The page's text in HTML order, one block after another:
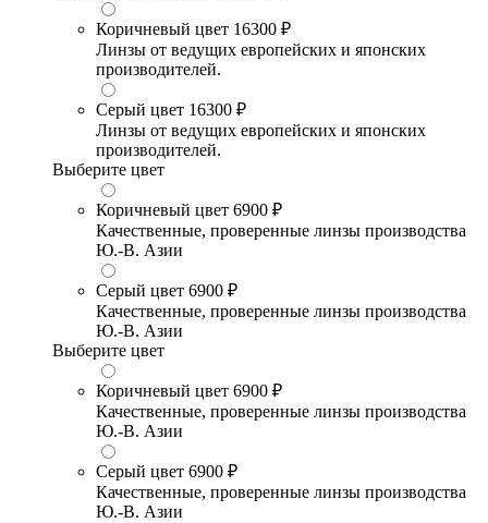
Коричневый цвет 16300 ₽
Линзы от ведущих европейских и японских
производителей.
Серый цвет 16300 ₽
Линзы от ведущих европейских и японских
производителей.
Выберите цвет
Коричневый цвет 6900 ₽
Качественные, проверенные линзы производства
Ю.-В. Азии
Серый цвет 6900 ₽
Качественные, проверенные линзы производства
Ю.-В. Азии
Выберите цвет
Коричневый цвет 6900 ₽
Качественные, проверенные линзы производства
Ю.-В. Азии
Серый цвет 6900 ₽
Качественные, проверенные линзы производства
Ю.-В. Азии